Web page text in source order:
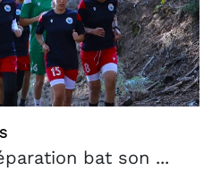
bat son ...